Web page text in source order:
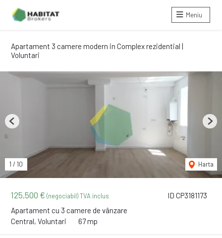
Meniu
Apartament 3 camere modern in Complex rezidential |
Voluntari
ID CP3181173
125,500 € (negociabil) TVA inclus
Apartament cu 3 camere de vânzare
Central, Voluntari
67 mp
1 / 10 Harta
Previous Next